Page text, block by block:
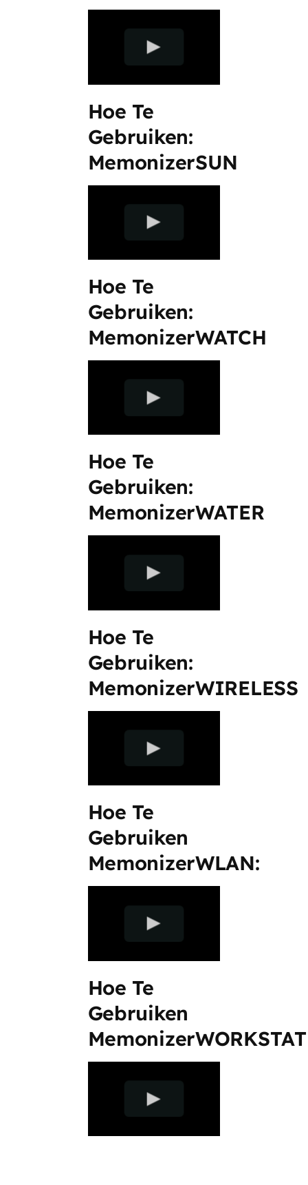
Hoe Te
Gebruiken:
MemonizerSUN
Hoe Te
Gebruiken:
MemonizerWATCH
Hoe Te
Gebruiken:
MemonizerWATER
Hoe Te
Gebruiken:
MemonizerWIRELESS
Hoe Te
Gebruiken
MemonizerWLAN:
Hoe Te
Gebruiken